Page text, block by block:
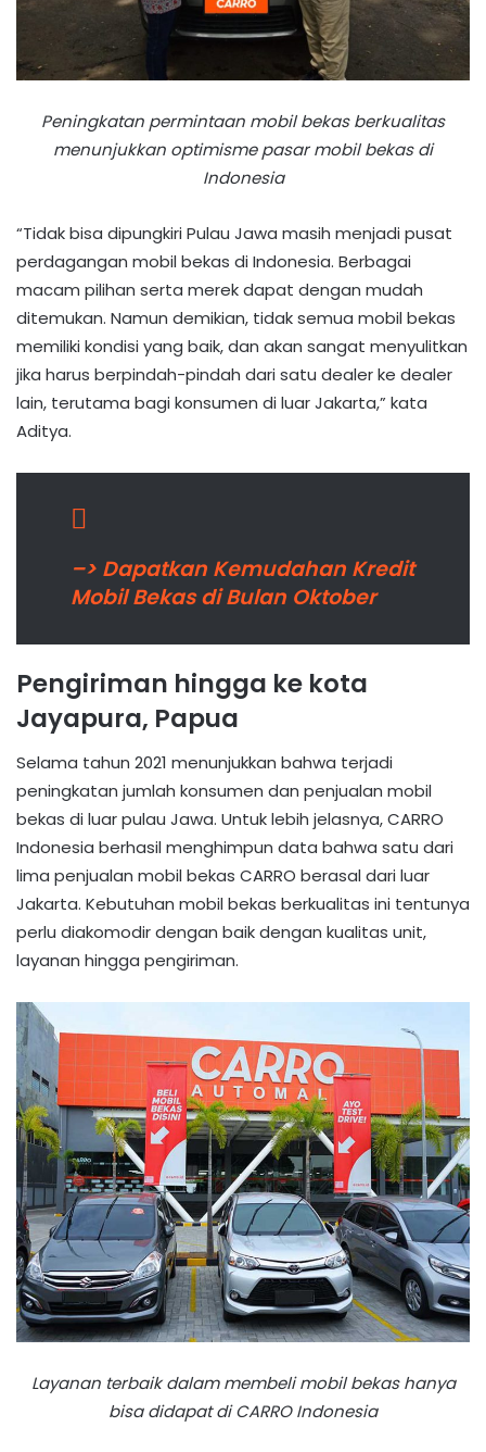
Peningkatan permintaan mobil bekas berkualitas
menunjukkan optimisme pasar mobil bekas di
Indonesia
“Tidak bisa dipungkiri Pulau Jawa masih menjadi pusat
perdagangan mobil bekas di Indonesia. Berbagai
macam pilihan serta merek dapat dengan mudah
ditemukan. Namun demikian, tidak semua mobil bekas
memiliki kondisi yang baik, dan akan sangat menyulitkan
jika harus berpindah-pindah dari satu dealer ke dealer
lain, terutama bagi konsumen di luar Jakarta,” kata
Aditya.
–> Dapatkan Kemudahan Kredit
Mobil Bekas di Bulan Oktober
Pengiriman hingga ke kota
Jayapura, Papua
Selama tahun 2021 menunjukkan bahwa terjadi
peningkatan jumlah konsumen dan penjualan mobil
bekas di luar pulau Jawa. Untuk lebih jelasnya, CARRO
Indonesia berhasil menghimpun data bahwa satu dari
lima penjualan mobil bekas CARRO berasal dari luar
Jakarta. Kebutuhan mobil bekas berkualitas ini tentunya
perlu diakomodir dengan baik dengan kualitas unit,
layanan hingga pengiriman.
Layanan terbaik dalam membeli mobil bekas hanya
bisa didapat di CARRO Indonesia